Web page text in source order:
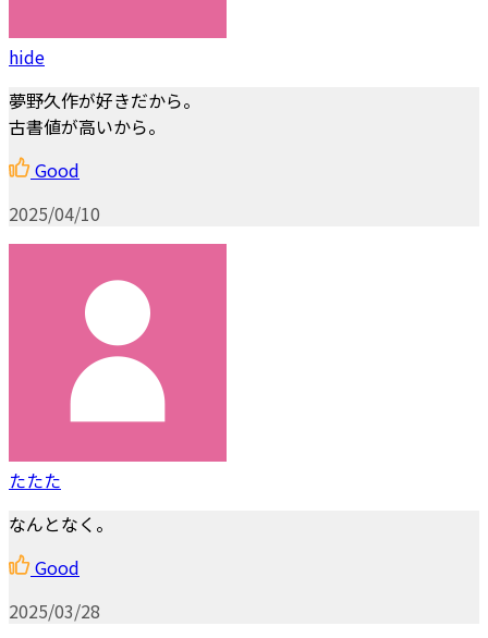
hide
夢野久作が好きだから。
古書値が高いから。
Good
2025/04/10
たたた
なんとなく。
Good
2025/03/28